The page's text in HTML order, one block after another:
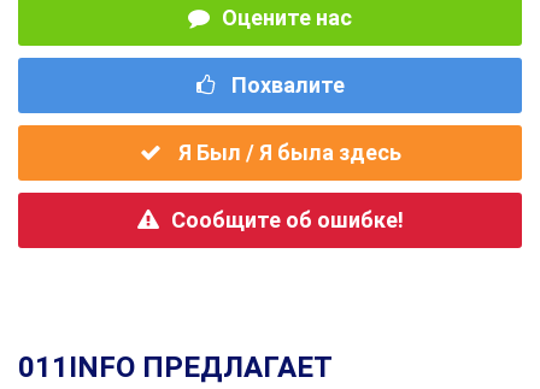
Оцените нас
Похвалите
Я Был / Я была здесь
Сообщите об ошибке!
011INFO ПРЕДЛАГАЕТ